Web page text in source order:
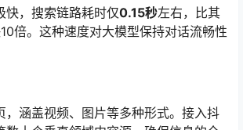
快，搜索链路耗时仅0.15秒左右，比其
倍。这种速度对大模型保持对话流畅性
，涵盖视频、图片等多种形式。接入抖